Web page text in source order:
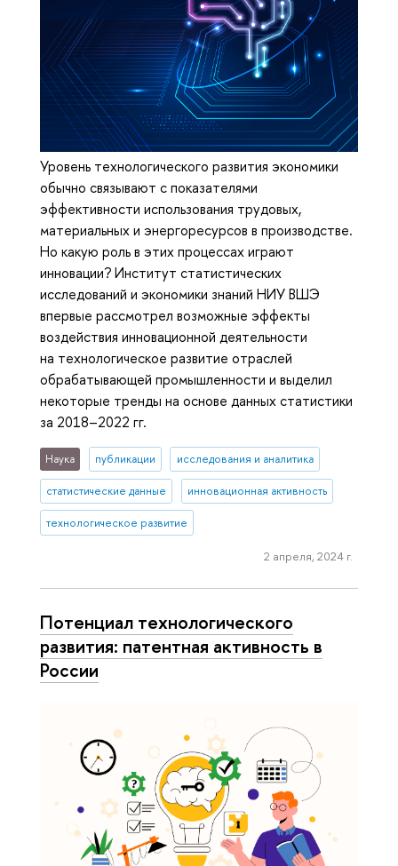
Уровень технологического развития экономики
обычно связывают с показателями
эффективности использования трудовых,
материальных и энергоресурсов в производстве.
Но какую роль в этих процессах играют
инновации? Институт статистических
исследований и экономики знаний НИУ ВШЭ
впервые рассмотрел возможные эффекты
воздействия инновационной деятельности
на технологическое развитие отраслей
обрабатывающей промышленности и выделил
некоторые тренды на основе данных статистики
за 2018–2022 гг.
Наука публикации исследования и аналитика
статистические данные инновационная активность
технологическое развитие
2 апреля, 2024 г.
Потенциал технологического
развития: патентная активность в
России